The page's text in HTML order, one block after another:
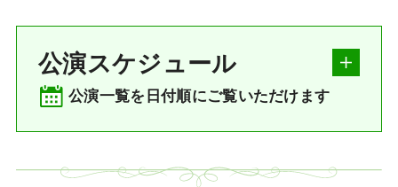
公演スケジュール
公演一覧を日付順にご覧いただけます